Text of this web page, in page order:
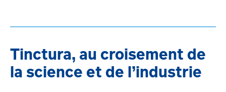
Tinctura, au croisement de
la science et de l’industrie